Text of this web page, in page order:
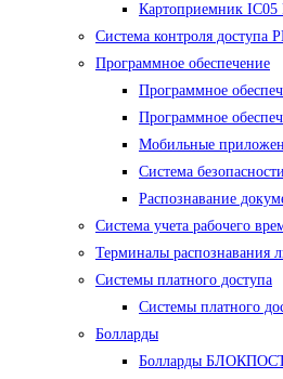
Картоприемник IC05
Система контроля доступа
Программное обеспечение
Программное
Программное
Мобильные
Система
Распознавание
Система учета рабочего
Терминалы распознавания
Cистемы платного доступа
Системы платного
Болларды
Болларды